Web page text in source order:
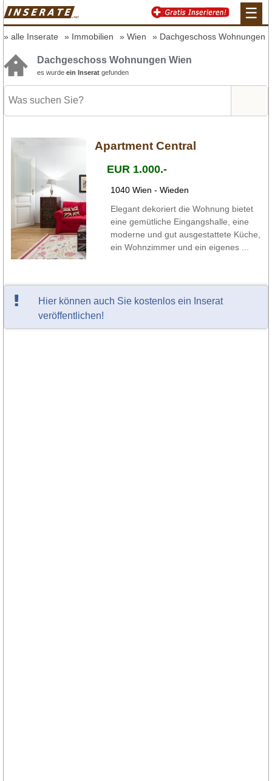
☰
alle Inserate Immobilien Wien Dachgeschoss Wohnungen
Dachgeschoss Wohnungen Wien
es wurde ein Inserat gefunden
Apartment Central
EUR 1.000.-
1040 Wien - Wieden
Elegant dekoriert die Wohnung bietet
eine gemütliche Eingangshalle, eine
moderne und gut ausgestattete Küche,
ein Wohnzimmer und ein eigenes ...
Hier können auch Sie kostenlos ein Inserat
veröffentlichen!